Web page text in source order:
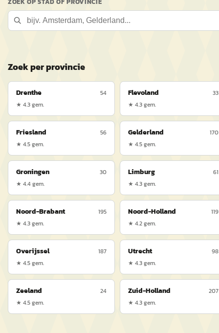
Zoek per provincie
Drenthe
54
★ 4.3gem.
Flevoland
33
★ 4.3gem.
Friesland
56
★ 4.5gem.
Gelderland
170
★ 4.5gem.
Groningen
30
★ 4.4gem.
Limburg
61
★ 4.3gem.
Noord-Brabant
195
★ 4.3gem.
Noord-Holland
119
★ 4.2gem.
Overijssel
187
★ 4.5gem.
Utrecht
98
★ 4.3gem.
Zeeland
24
★ 4.5gem.
Zuid-Holland
207
★ 4.3gem.